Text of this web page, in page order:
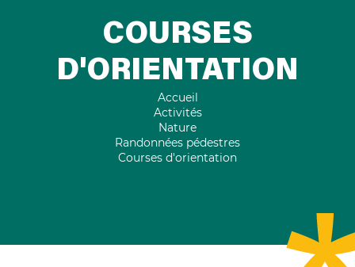
COURSES
D'ORIENTATION
Accueil
Activités
Nature
Randonnées pédestres
Courses d'orientation